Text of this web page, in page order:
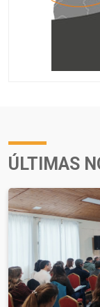
ÚLTIMAS